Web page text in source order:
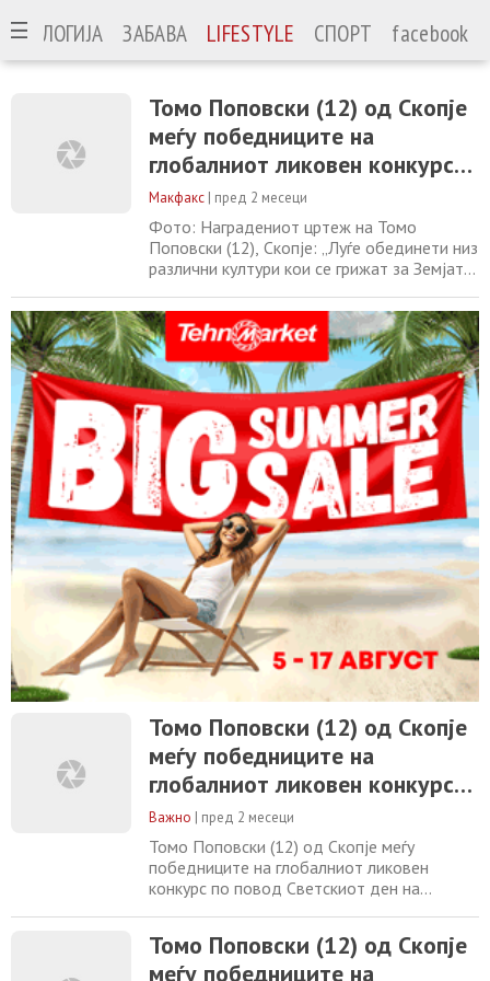
ЗАБАВА LIFESTYLE СПОРТ facebook
Томо Поповски (12) од Скопје
меѓу победниците на
глобалниот ликовен конкурс
по повод Светскиот ден на
храната
Макфакс | пред 2 месеци
Фото: Наградениот цртеж на Томо
Поповски (12), Скопје: „Луѓе обединети низ
различни култури кои се грижат за Земјата
заедничка иднина“. Дванаесетгодишниот
Томо Поповски од Скопје е избран за еден
од победниците на глобалниот ликовен
конкурс по повод Светскиот ден на
храната 2025, организиран од
Организацијата за
Томо Поповски (12) од Скопје
меѓу победниците на
глобалниот ликовен конкурс
по повод Светскиот ден на
храната
Важно | пред 2 месеци
Томо Поповски (12) од Скопје меѓу
победниците на глобалниот ликовен
конкурс по повод Светскиот ден на
обединети низ различни култури кои се
грижат за Земјата за здрава, одржлива
Томо Поповски (12) од Скопје
меѓу победниците на